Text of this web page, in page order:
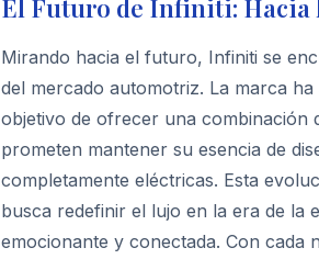
El Futuro de Infiniti:
Mirando hacia el futuro, Infiniti se
del mercado automotriz. La marca
objetivo de ofrecer una combinación
prometen mantener su esencia de
completamente eléctricas. Esta
busca redefinir el lujo en la era de la
emocionante y conectada. Con